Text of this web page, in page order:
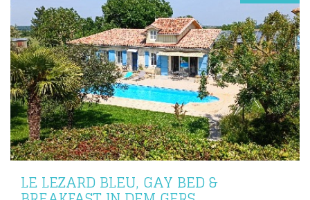
LE LEZARD BLEU, GAY BED &